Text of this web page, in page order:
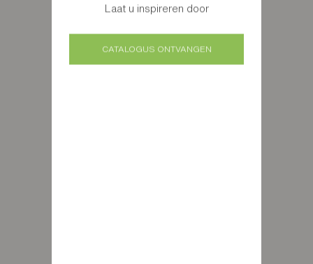
Laat u inspireren door
CATALOGUS ONTVANGEN